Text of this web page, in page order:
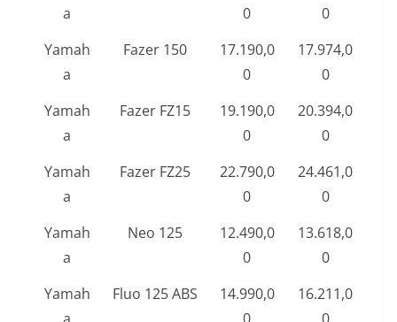
a
0
0
Yamah
a
Fazer 150
17.190,0
0
17.974,0
0
Yamah
a
Fazer FZ15
19.190,0
0
20.394,0
0
Yamah
a
Fazer FZ25
22.790,0
0
24.461,0
0
Yamah
a
Neo 125
12.490,0
0
13.618,0
0
Yamah
Fluo 125 ABS
14.990,0
16.211,0